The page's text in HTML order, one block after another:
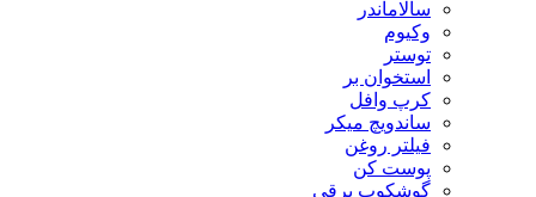
سالاماندر
وکیوم
توستر
استخوان بر
کرپ وافل
ساندویچ میکر
فیلتر روغن
پوست کن
گوشکوب برقی